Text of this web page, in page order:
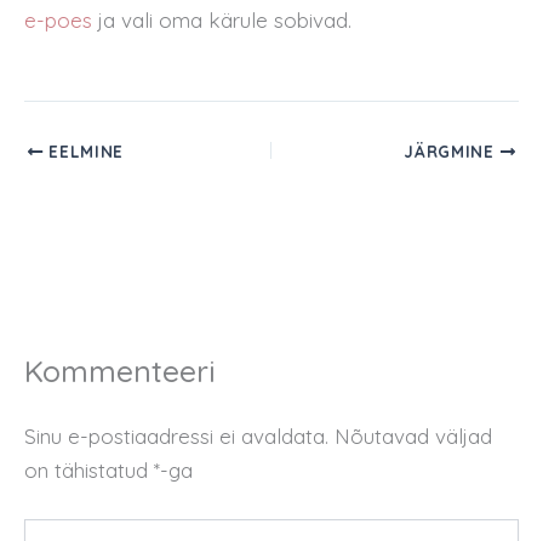
e-poes ja vali oma kärule sobivad.
EELMINE JÄRGMINE
Kommenteeri
Sinu e-postiaadressi ei avaldata. Nõutavad väljad
on tähistatud *-ga